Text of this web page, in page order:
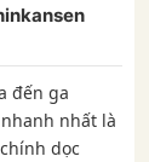
đến ga
nhất là
dọc